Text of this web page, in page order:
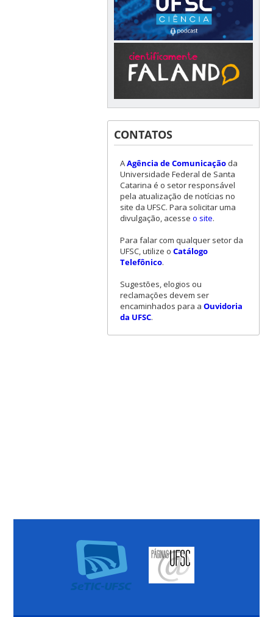
CONTATOS
AAgência de Comunicaçãoda
Universidade Federal de Santa
Catarina é o setor responsável
pela atualização de notícias no
site da UFSC. Para solicitar uma
divulgação, acesse o site.
Para falar com qualquer setor da
UFSC, utilize o Catálogo
Telefônico.
Sugestões, elogios ou
reclamações devem ser
encaminhados para a Ouvidoria
da UFSC.